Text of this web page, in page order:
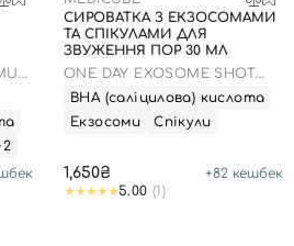
СИРОВАТКА З ЕКЗОСОМАМИ
ТА СПІКУЛАМИ ДЛЯ
ЗВУЖЕННЯ ПОР 30 МЛ
ONE DAY EXOSOME SHOT
PORE AMPOULE 2000
ВНА (саліцилова) кислота
Екзосоми
Спікули
1,650₴ +82 кешбек
5.00 (1)